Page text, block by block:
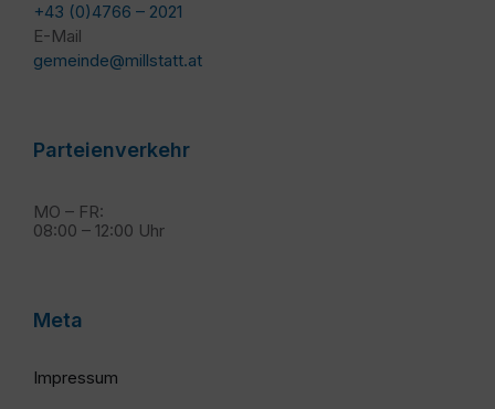
+43 (0)4766 – 2021
E-Mail
gemeinde@millstatt.at
Parteienverkehr
MO – FR:
08:00 – 12:00 Uhr
Meta
Impressum